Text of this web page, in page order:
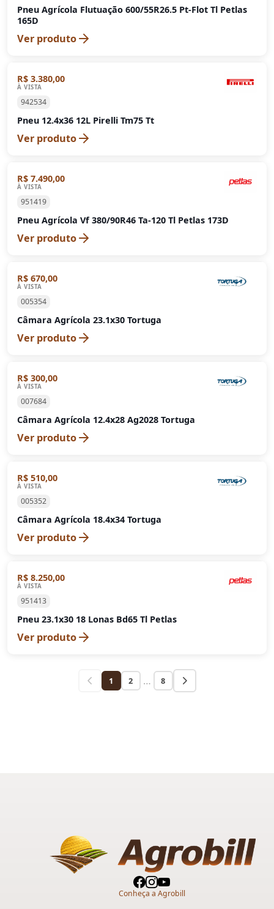
Pneu Agrícola Flutuação 600/55R26.5 Pt-Flot Tl Petlas
165D
Ver produto
R$ 3.380,00
À VISTA
942534
Pneu 12.4x36 12L Pirelli Tm75 Tt
Ver produto
R$ 7.490,00
À VISTA
951419
Pneu Agrícola Vf 380/90R46 Ta-120 Tl Petlas 173D
Ver produto
R$ 670,00
À VISTA
005354
Câmara Agrícola 23.1x30 Tortuga
Ver produto
R$ 300,00
À VISTA
007684
Câmara Agrícola 12.4x28 Ag2028 Tortuga
Ver produto
R$ 510,00
À VISTA
005352
Câmara Agrícola 18.4x34 Tortuga
Ver produto
R$ 8.250,00
À VISTA
951413
Pneu 23.1x30 18 Lonas Bd65 Tl Petlas
Ver produto
1 2 … 8
Conheça a Agrobill